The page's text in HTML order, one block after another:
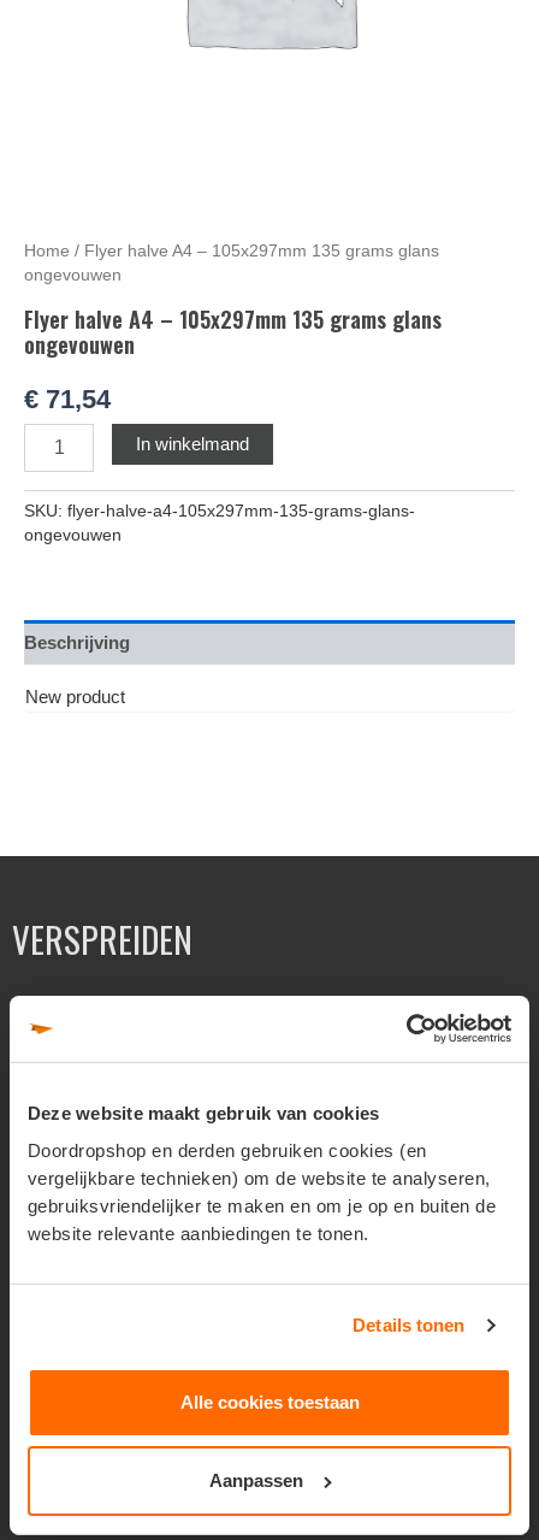
Deze website maakt gebruik van cookies
Doordropshop en derden gebruiken cookies (en
vergelijkbare technieken) om de website te analyseren,
gebruiksvriendelijker te maken en om je op en buiten de
website relevante aanbiedingen te tonen.
Details tonen
Alle cookies toestaan
Aanpassen
Home / Flyer halve A4 – 105x297mm 135 grams glans
ongevouwen
Flyer halve A4 – 105x297mm 135 grams glans
ongevouwen
€ 71,54
In winkelmand
SKU: flyer-halve-a4-105x297mm-135-grams-glans-
ongevouwen
Beschrijving
New product
VERSPREIDEN
Folders verspreiden
Flyers verspreiden
Reclame verspreiden
Huis aan huis verspreiden
Geadresseerd verspreiden
Drukwerk verspreiden
Flyers laten bezorgen
Overheidsverspreiding
BEOORDELINGEN